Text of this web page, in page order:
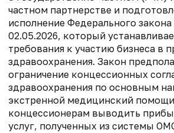
частном партнерстве и
исполнение Федерального
02.05.2026, который
требования к участию бизнеса в
здравоохранения. Закон
ограничение концессионных
здравоохранения по основным
экстренной медицинский
концессионерам выводить
услуг, полученных из системы